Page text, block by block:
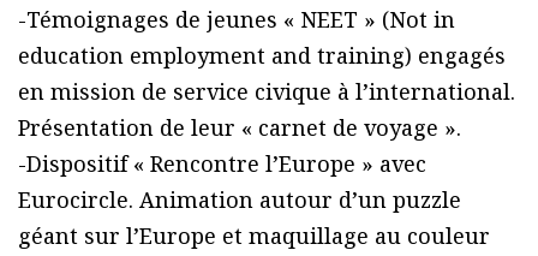
-Témoignages de jeunes « NEET » (Not in
education employment and training) engagés
en mission de service civique à l’international.
Présentation de leur « carnet de voyage ».
-Dispositif « Rencontre l’Europe » avec
Eurocircle. Animation autour d’un puzzle
géant sur l’Europe et maquillage au couleur